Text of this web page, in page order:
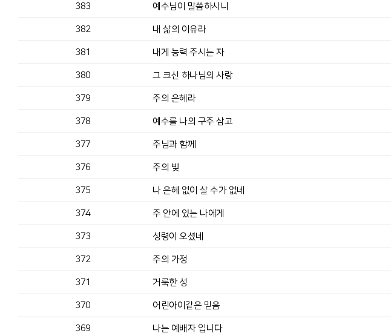
383 예수님이 말씀하시니
382 내 삶의 이유라
381 내게 능력 주시는 자
380 그 크신 하나님의 사랑
379 주의 은혜라
378 예수를 나의 구주 삼고
377 주님과 함께
376 주의 빛
375 나 은혜 없이 살 수가 없네
374 주 안에 있는 나에게
373 성령이 오셨네
372 주의 가정
371 거룩한 성
370 어린아이같은 믿음
369 나는 예배자 입니다